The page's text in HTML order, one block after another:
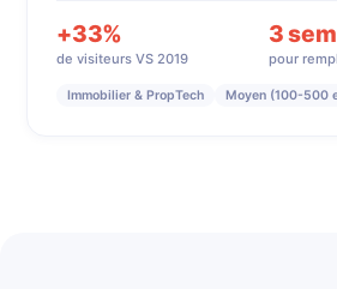
+33%
de visiteurs VS 2019
3
pour
Immobilier & PropTech Moyen (100-500